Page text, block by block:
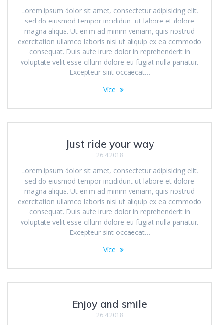
Lorem ipsum dolor sit amet, consectetur adipisicing elit,
sed do eiusmod tempor incididunt ut labore et dolore
magna aliqua. Ut enim ad minim veniam, quis nostrud
exercitation ullamco laboris nisi ut aliquip ex ea commodo
consequat. Duis aute irure dolor in reprehenderit in
voluptate velit esse cillum dolore eu fugiat nulla pariatur.
Excepteur sint occaecat…
Více
Just ride your way
26.4.2018
Lorem ipsum dolor sit amet, consectetur adipisicing elit,
sed do eiusmod tempor incididunt ut labore et dolore
magna aliqua. Ut enim ad minim veniam, quis nostrud
exercitation ullamco laboris nisi ut aliquip ex ea commodo
consequat. Duis aute irure dolor in reprehenderit in
voluptate velit esse cillum dolore eu fugiat nulla pariatur.
Excepteur sint occaecat…
Více
Enjoy and smile
26.4.2018